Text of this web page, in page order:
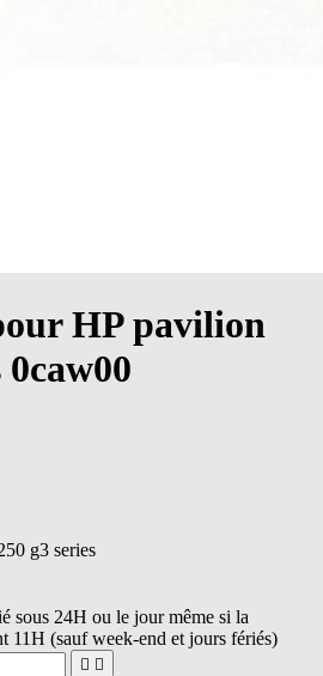
HP pavilion
0caw00
g3 series
sous 24H ou le jour même si la
11H (sauf week-end et jours fériés)
 